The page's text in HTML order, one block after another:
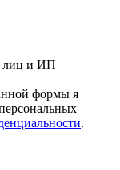
лиц и ИП
формы я
.